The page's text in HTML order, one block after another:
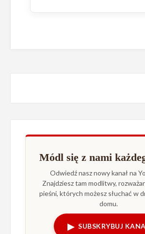
Módl się z nami
Odwiedź nasz nowy kanał na
Znajdziesz tam modlitwy,
pieśni, których możesz słuchać w
domu.
▶ SUBSKRYBUJ